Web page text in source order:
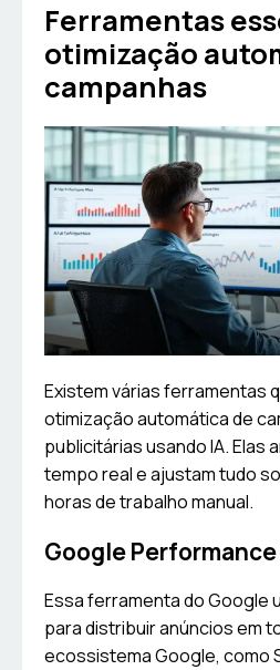
Ferramentas
otimização
campanhas
Existem várias ferramentas
otimização automática de
publicitárias usando IA. Elas
tempo real e ajustam tudo
horas de trabalho manual.
Google Performance
Essa ferramenta do Google
para distribuir anúncios em
ecossistema Google, como